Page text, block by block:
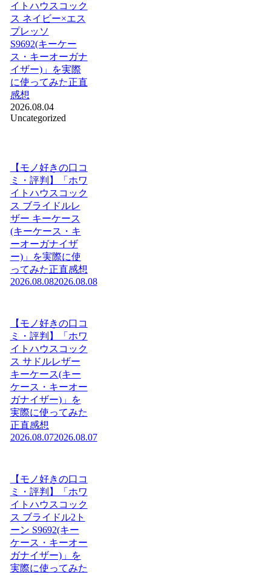
イトハウスコック
ス ネイビー×エス
プレッソ
S9692(キーケー
ス・キーオーガナ
イザー)」を実際
に使ってみた正直
感想
2026.08.04
Uncategorized
【モノ好きの口コ
ミ・評判】「ホワ
イトハウスコック
ス ブライドルレ
ザー キーケース
(キーケース・キ
ーオーガナイザ
ー)」を実際に使
ってみた正直感想
2026.08.082026.08.08
【モノ好きの口コ
ミ・評判】「ホワ
イトハウスコック
ス サドルレザー
キーケース(キー
ケース・キーオー
ガナイザー)」を
実際に使ってみた
正直感想
2026.08.072026.08.07
【モノ好きの口コ
ミ・評判】「ホワ
イトハウスコック
ス ブライドル2ト
ーン S9692(キー
ケース・キーオー
ガナイザー)」を
実際に使ってみた